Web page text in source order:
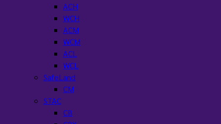
ACH
WCH
ACM
WCM
ACL
WCL
SafeLand
CM
STAC
CB